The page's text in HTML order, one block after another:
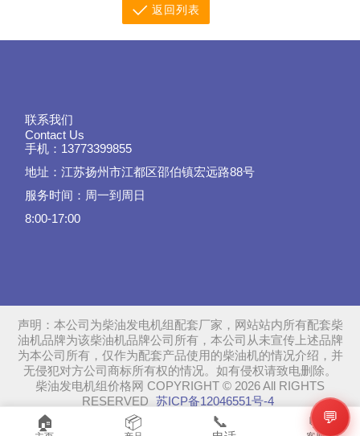
返回列表
联系我们
Contact Us
手机：13773399855
地址：江苏扬州市江都区邵伯镇宏远路88号
服务时间：周一到周日
8:00-17:00
🏠 📦 📞 💬
声明：本公司为柴油发电机组配套厂家，网站站内所有配套柴
油机品牌为该柴油机品牌公司所有，本公司从未宣传上述品牌
为本公司所有，仅作为配套产品使用的柴油机的情况介绍，并
无侵犯对方公司商标所有权的情况。如有侵权请致电删除。
柴油发电机组价格网 COPYRIGHT © 2026 All RIGHTS
RESERVED 苏ICP备12046551号-4
苏公网安备32108802011089号
💬